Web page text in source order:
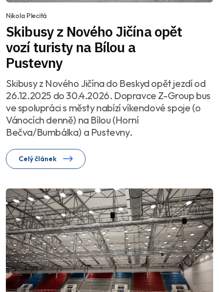
Nikola Plecitá
Skibusy z Nového Jičína opět
vozí turisty na Bílou a
Pustevny
Skibusy z Nového Jičína do Beskyd opět jezdí od
26.12.2025 do 30.4.2026. Dopravce Z-Group bus
ve spolupráci s městy nabízí víkendové spoje (o
Vánocích denně) na Bílou (Horní
Bečva/Bumbálka) a Pustevny.
Celý článek